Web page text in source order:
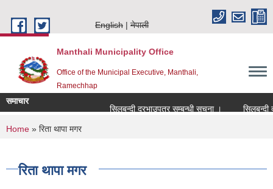
English
नेपाली
Manthali Municipality Office
Office of the Municipal Executive, Manthali,
Ramechhap
समाचार
सिलबन्दी दरभाउपत्र सम्बन्धी सूचना ।
सिलबन्दी
You are here
Home » रिता थापा मगर
रिता थापा मगर